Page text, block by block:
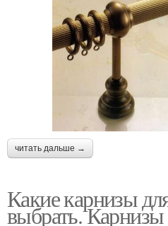
читать дальше →
Какие карнизы
выбрать.